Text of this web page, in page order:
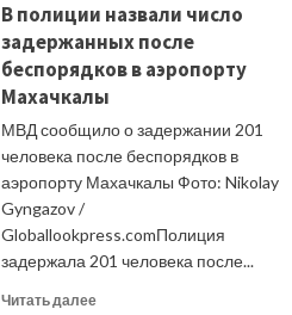
В полиции назвали число
задержанных после
беспорядков в аэропорту
Махачкалы
МВД сообщило о задержании 201
человека после беспорядков в
аэропорту Махачкалы Фото: Nikolay
Gyngazov /
Globallookpress.comПолиция
задержала 201 человека после...
Читать далееПрочитать